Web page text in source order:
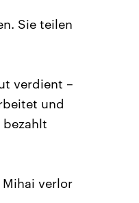
Sie teilen
verdient –
und
bezahlt
verlor